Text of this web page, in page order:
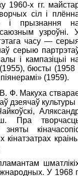
1960-х гг.
сіл і
і прызнання
узроўні.
часу —
серыю
і кампазіцыі
бюсты (1958
(1959).
Ф. Макуха
дзеячаў культуры
Пра
кінатэатрах
У 1968